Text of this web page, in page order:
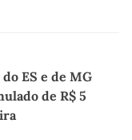
ES e de MG
de R$ 5